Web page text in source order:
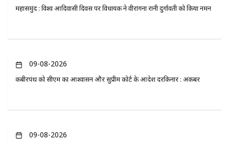
महासमुंद : विश्व आदिवासी दिवस पर विधायक ने वीरांगना रानी दुर्गावती को किया नमन
09-08-2026
कबीरपंथ को सीएम का आश्वासन और सुप्रीम कोर्ट के आदेश दरकिनार : अकबर
09-08-2026